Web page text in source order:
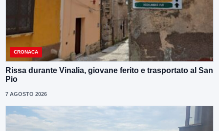
CRONACA
Rissa durante Vinalia, giovane ferito e trasportato al San
Pio
7 AGOSTO 2026